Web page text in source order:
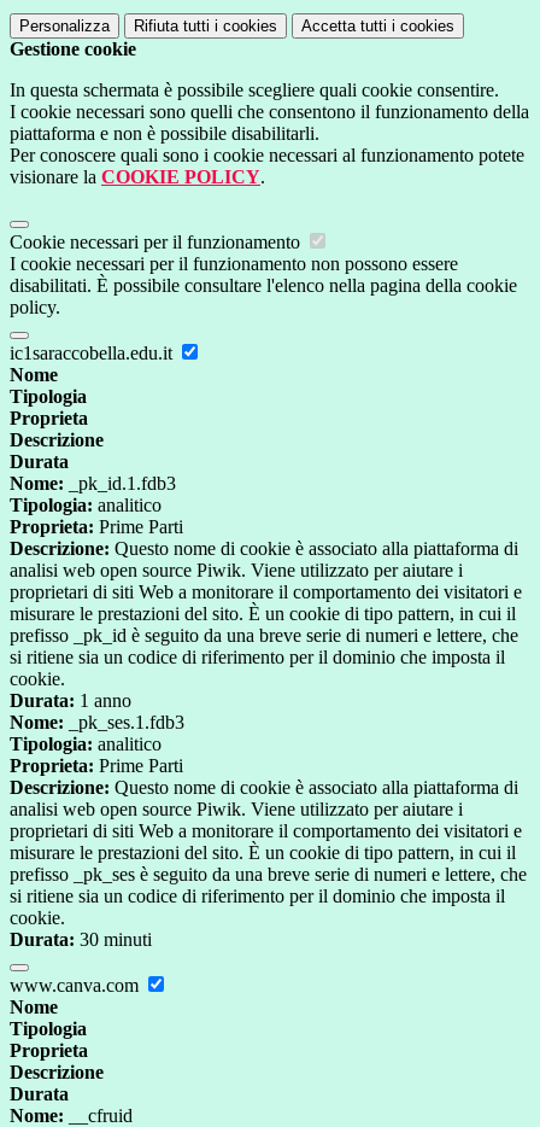
Personalizza Rifiuta tutti i cookies Accetta tutti i cookies
Gestione cookie
In questa schermata è possibile scegliere quali cookie consentire.
I cookie necessari sono quelli che consentono il funzionamento della
piattaforma e non è possibile disabilitarli.
Per conoscere quali sono i cookie necessari al funzionamento potete
visionare la COOKIE POLICY.
Cookie necessari per il funzionamento
I cookie necessari per il funzionamento non possono essere
disabilitati. È possibile consultare l'elenco nella pagina della cookie
policy.
ic1saraccobella.edu.it
Nome
Tipologia
Proprieta
Descrizione
Durata
Nome: _pk_id.1.fdb3
Tipologia: analitico
Proprieta: Prime Parti
Descrizione: Questo nome di cookie è associato alla piattaforma di
analisi web open source Piwik. Viene utilizzato per aiutare i
proprietari di siti Web a monitorare il comportamento dei visitatori e
misurare le prestazioni del sito. È un cookie di tipo pattern, in cui il
prefisso _pk_id è seguito da una breve serie di numeri e lettere, che
si ritiene sia un codice di riferimento per il dominio che imposta il
cookie.
Durata: 1 anno
Nome: _pk_ses.1.fdb3
Tipologia: analitico
Proprieta: Prime Parti
Descrizione: Questo nome di cookie è associato alla piattaforma di
analisi web open source Piwik. Viene utilizzato per aiutare i
proprietari di siti Web a monitorare il comportamento dei visitatori e
misurare le prestazioni del sito. È un cookie di tipo pattern, in cui il
prefisso _pk_ses è seguito da una breve serie di numeri e lettere, che
si ritiene sia un codice di riferimento per il dominio che imposta il
cookie.
Durata: 30 minuti
www.canva.com
Nome
Tipologia
Proprieta
Descrizione
Durata
Nome: __cfruid